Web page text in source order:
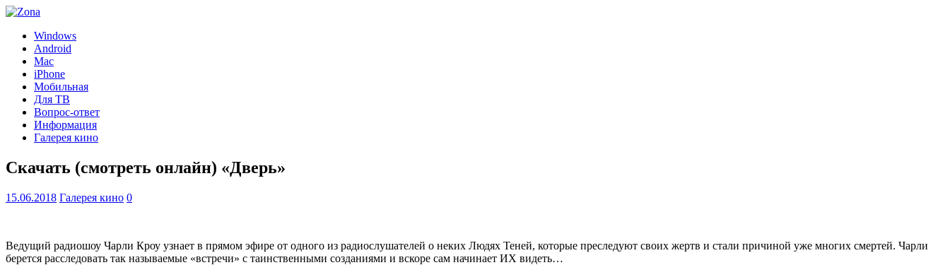
Windows
Android
Mac
iPhone
Мобильная
Для ТВ
Вопрос-ответ
Информация
Галерея кино
Скачать (смотреть онлайн) «Дверь»
15.06.2018 Галерея кино 0
Ведущий радиошоу Чарли Кроу узнает в прямом эфире от одного из радиослушателей о неких Людях Теней, которые преследуют своих жертв и стали причиной уже многих смертей. Чарли
берется расследовать так называемые «встречи» с таинственными созданиями и вскоре сам начинает ИХ видеть…